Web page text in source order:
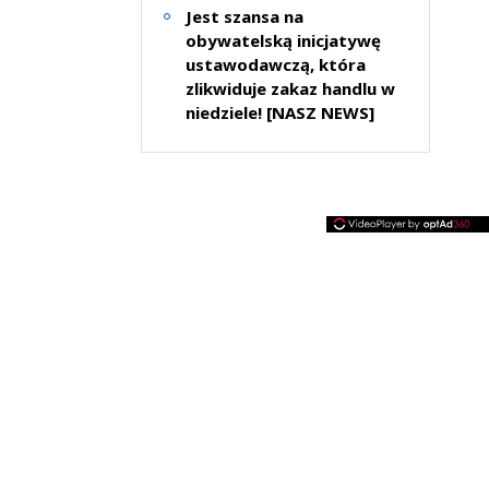
Jest szansa na
obywatelską inicjatywę
ustawodawczą, która
zlikwiduje zakaz handlu w
niedziele! [NASZ NEWS]